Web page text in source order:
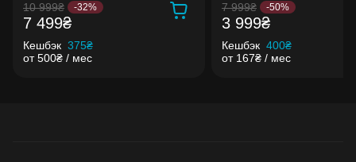
10 999₴ -32%
7 499₴
Кешбэк 375₴
от 500₴ / мес
7 999₴ -50%
3 999₴
Кешбэк 400₴
от 167₴ / мес